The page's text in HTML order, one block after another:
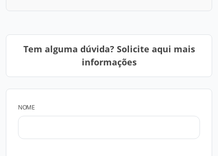
Tem alguma dúvida? Solicite aqui mais
informações
NOME